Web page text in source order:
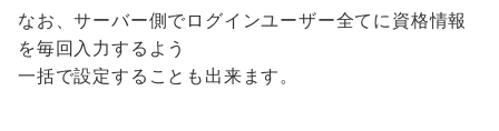
なお、サーバー側でログインユーザー全てに資格情報
を毎回入力するよう
一括で設定することも出来ます。